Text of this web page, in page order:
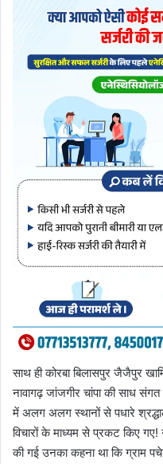
साथ ही कोरबा बिलासपुर जैजैपुर
नावागढ़ जांजगीर चांपा की साध
में अलग अलग स्थानों से पधारे
विचारों के माध्यम से प्रकट किए गए!
की गई उनका कहना था कि ग्राम